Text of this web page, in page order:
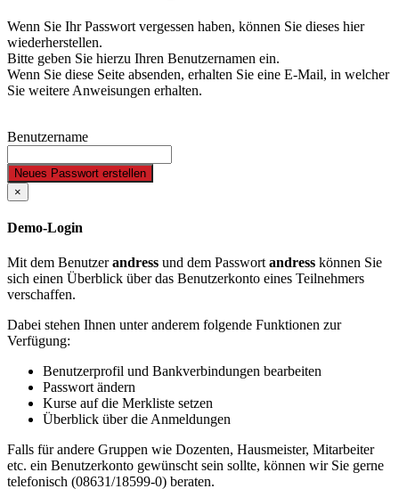
Wenn Sie Ihr Passwort vergessen haben, können Sie dieses hier
wiederherstellen.
Bitte geben Sie hierzu Ihren Benutzernamen ein.
Wenn Sie diese Seite absenden, erhalten Sie eine E-Mail, in welcher
Sie weitere Anweisungen erhalten.
Benutzername
Neues Passwort erstellen
×
Demo-Login
Mit dem Benutzerandress und dem Passwortandress können Sie
sich einen Überblick über das Benutzerkonto eines Teilnehmers
verschaffen.
Dabei stehen Ihnen unter anderem folgende Funktionen zur
Verfügung:
Benutzerprofil und Bankverbindungen bearbeiten
Passwort ändern
Kurse auf die Merkliste setzen
Überblick über die Anmeldungen
Falls für andere Gruppen wie Dozenten, Hausmeister, Mitarbeiter
etc. ein Benutzerkonto gewünscht sein sollte, können wir Sie gerne
telefonisch (08631/18599-0) beraten.